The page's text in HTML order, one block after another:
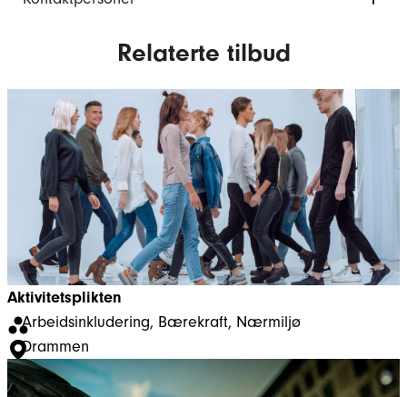
Relaterte tilbud
Aktivitetsplikten
Arbeidsinkludering, Bærekraft, Nærmiljø
Drammen